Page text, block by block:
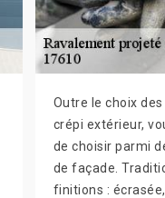
Outre le choix
crépi extérieur,
de choisir parmi
de façade.
finitions :